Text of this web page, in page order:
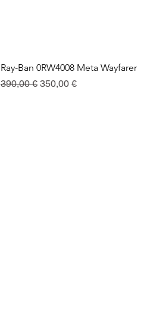
Ray-Ban 0RW4008 Meta Wayfarer
Prix original
390,00 € Prix promotionnel
350,00 €